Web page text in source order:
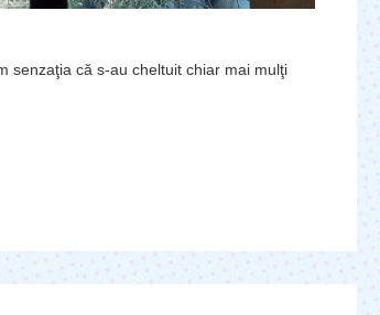
senzaţia că s-au cheltuit chiar mai mulţi